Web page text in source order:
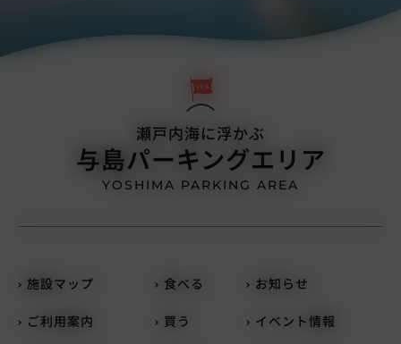
瀬戸内海に浮かぶ
与島パーキングエリア
YOSHIMA PARKING AREA
施設マップ
ご利用案内
食べる
買う
お知らせ
イベント情報